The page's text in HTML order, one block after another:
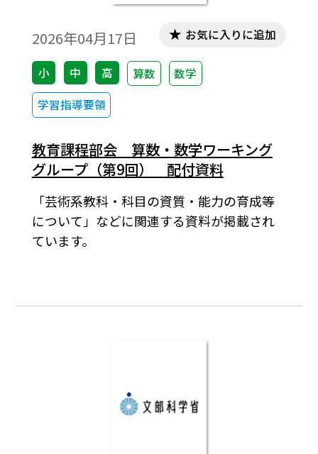
集 改めてどうする？ 「統計的な推測」
無料＆会員登録不要の情報ポータルサイト
「math connect」 好評記事をPICK
UP
東京書籍（株） 数学編集部
2026年04月17日
小 中 高 算数
数学
学習指導要領
お気に入りに追加
教育課程部会 算数・数学ワーキング
グループ（第9回） 配付資料
「芸術系教科・科目の資質・能力の育成等
について」などに関連する資料が掲載され
ています。